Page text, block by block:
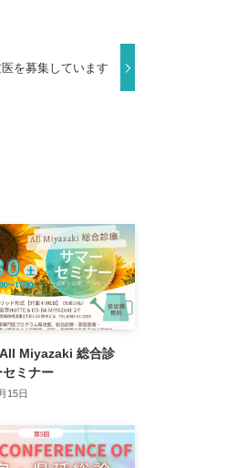
を募集しています
All Miyazaki 総合診
ミナー
15日